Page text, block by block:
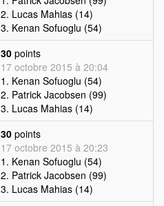
2. Lucas Mahias (14)
3. Kenan Sofuoglu (54)
30 points
17 octobre 2015 à 20:04
1. Kenan Sofuoglu (54)
2. Patrick Jacobsen (99)
3. Lucas Mahias (14)
30 points
17 octobre 2015 à 20:23
1. Kenan Sofuoglu (54)
2. Patrick Jacobsen (99)
3. Lucas Mahias (14)